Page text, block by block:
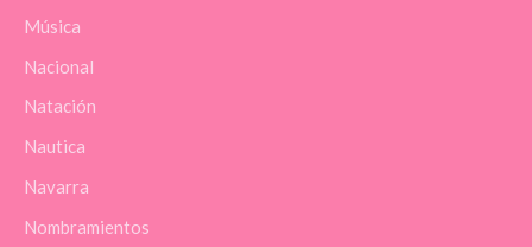
Música
Nacional
Natación
Nautica
Navarra
Nombramientos